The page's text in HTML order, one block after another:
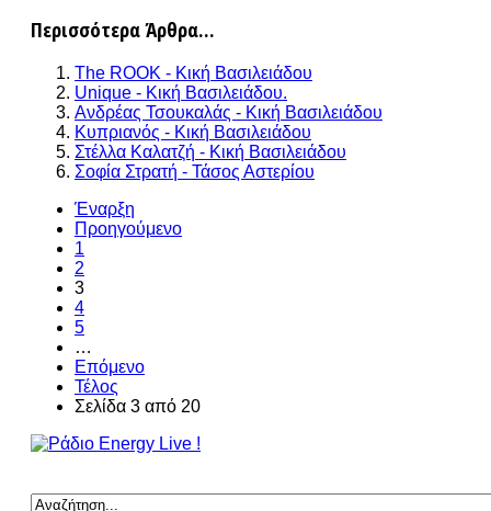
Περισσότερα Άρθρα...
The ROOK - Κική Βασιλειάδου
Unique - Κική Βασιλειάδου.
Ανδρέας Τσουκαλάς - Κική Βασιλειάδου
Κυπριανός - Κική Βασιλειάδου
Στέλλα Καλατζή - Κική Βασιλειάδου
Σοφία Στρατή - Τάσος Αστερίου
Έναρξη
Προηγούμενο
1
2
3
4
5
…
Επόμενο
Τέλος
Σελίδα 3 από 20